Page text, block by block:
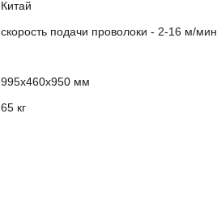
Китай
скорость подачи проволоки - 2-16 м/мин
995х460х950 мм
65 кг